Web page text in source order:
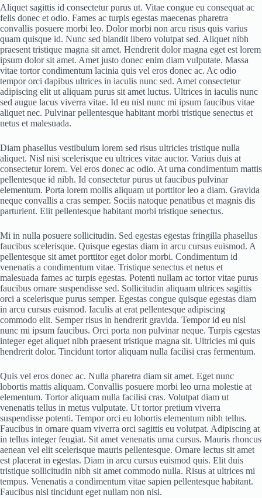
Aliquet sagittis id consectetur purus ut. Vitae congue eu consequat ac
felis donec et odio. Fames ac turpis egestas maecenas pharetra
convallis posuere morbi leo. Dolor morbi non arcu risus quis varius
quam quisque id. Nunc sed blandit libero volutpat sed. Aliquet nibh
praesent tristique magna sit amet. Hendrerit dolor magna eget est lorem
ipsum dolor sit amet. Amet justo donec enim diam vulputate. Massa
vitae tortor condimentum lacinia quis vel eros donec ac. Ac odio
tempor orci dapibus ultrices in iaculis nunc sed. Amet consectetur
adipiscing elit ut aliquam purus sit amet luctus. Ultrices in iaculis nunc
sed augue lacus viverra vitae. Id eu nisl nunc mi ipsum faucibus vitae
aliquet nec. Pulvinar pellentesque habitant morbi tristique senectus et
netus et malesuada.
Diam phasellus vestibulum lorem sed risus ultricies tristique nulla
aliquet. Nisl nisi scelerisque eu ultrices vitae auctor. Varius duis at
consectetur lorem. Vel eros donec ac odio. At urna condimentum mattis
pellentesque id nibh. Id consectetur purus ut faucibus pulvinar
elementum. Porta lorem mollis aliquam ut porttitor leo a diam. Gravida
neque convallis a cras semper. Sociis natoque penatibus et magnis dis
parturient. Elit pellentesque habitant morbi tristique senectus.
Mi in nulla posuere sollicitudin. Sed egestas egestas fringilla phasellus
faucibus scelerisque. Quisque egestas diam in arcu cursus euismod. A
pellentesque sit amet porttitor eget dolor morbi. Condimentum id
venenatis a condimentum vitae. Tristique senectus et netus et
malesuada fames ac turpis egestas. Potenti nullam ac tortor vitae purus
faucibus ornare suspendisse sed. Sollicitudin aliquam ultrices sagittis
orci a scelerisque purus semper. Egestas congue quisque egestas diam
in arcu cursus euismod. Iaculis at erat pellentesque adipiscing
commodo elit. Semper risus in hendrerit gravida. Tempor id eu nisl
nunc mi ipsum faucibus. Orci porta non pulvinar neque. Turpis egestas
integer eget aliquet nibh praesent tristique magna sit. Ultricies mi quis
hendrerit dolor. Tincidunt tortor aliquam nulla facilisi cras fermentum.
Quis vel eros donec ac. Nulla pharetra diam sit amet. Eget nunc
lobortis mattis aliquam. Convallis posuere morbi leo urna molestie at
elementum. Tortor aliquam nulla facilisi cras. Volutpat diam ut
venenatis tellus in metus vulputate. Ut tortor pretium viverra
suspendisse potenti. Tempor orci eu lobortis elementum nibh tellus.
Faucibus in ornare quam viverra orci sagittis eu volutpat. Adipiscing at
in tellus integer feugiat. Sit amet venenatis urna cursus. Mauris rhoncus
aenean vel elit scelerisque mauris pellentesque. Ornare lectus sit amet
est placerat in egestas. Diam in arcu cursus euismod quis. Elit duis
tristique sollicitudin nibh sit amet commodo nulla. Risus at ultrices mi
tempus. Venenatis a condimentum vitae sapien pellentesque habitant.
Faucibus nisl tincidunt eget nullam non nisi.